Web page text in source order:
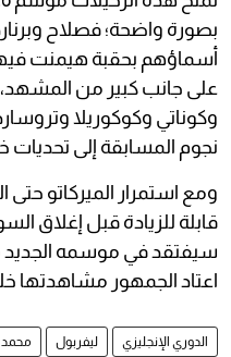
بصورة واضحة؛ فصلاح
أسماؤهم بحقبة هيمنت
على جانب كبير من
وكوناتي وكوكوريلا
نجوم المسابقة إلى تحديات
ومع استمرار الميركاتو حتى
قابلة للزيادة قبل إغلاق
سيفتقد في موسمه الجديد
اعتاد الجمهور مشاهدتها
الدوري الإنجليزي ليفربول